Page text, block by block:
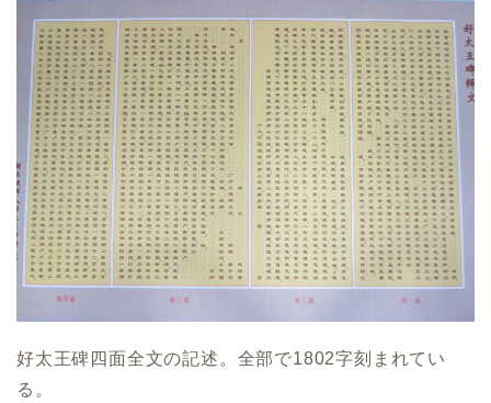
好太王碑四面全文の記述。全部で1802字刻まれてい
る。